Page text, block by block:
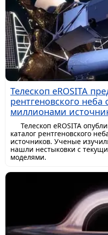
Телескоп eROSITA
рентгеновского
миллионами
Телескоп eROSITA
каталог рентгеновского
источников. Ученые
нашли нестыковки с
моделями.